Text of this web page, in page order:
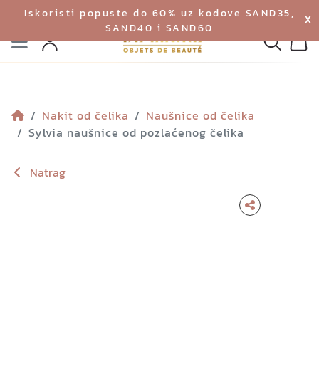
Iskoristi popuste do 60% uz kodove SAND35,
SAND40 i SAND60
X
Izbornik
Profil
Nakit od čelika
Naušnice od čelika
Sylvia naušnice od pozlaćenog čelika
Natrag